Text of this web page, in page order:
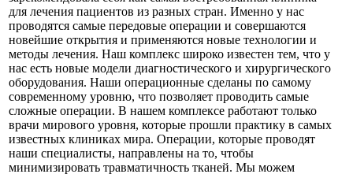
для лечения пациентов из разных стран. Именно у нас
проводятся самые передовые операции и совершаются
новейшие открытия и применяются новые технологии и
методы лечения. Наш комплекс широко известен тем, что у
нас есть новые модели диагностического и хирургического
оборудования. Наши операционные сделаны по самому
современному уровню, что позволяет проводить самые
сложные операции. В нашем комплексе работают только
врачи мирового уровня, которые прошли практику в самых
известных клиниках мира. Операции, которые проводят
наши специалисты, направлены на то, чтобы
минимизировать травматичность тканей. Мы можем